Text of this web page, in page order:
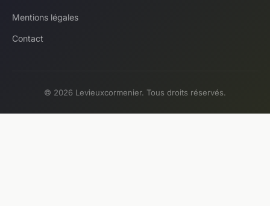
Mentions légales
Contact
© 2026 Levieuxcormenier. Tous droits réservés.